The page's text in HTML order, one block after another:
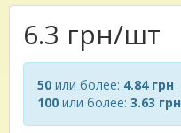
6.3 грн/шт
50 или более: 4.84 грн
100 или более: 3.63 грн